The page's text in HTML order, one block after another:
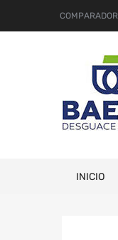
INICIO